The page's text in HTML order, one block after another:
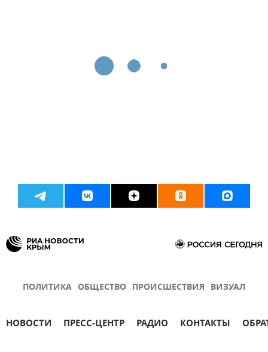
ПОЛИТИКА ОБЩЕСТВО ПРОИСШЕСТВИЯ ВИЗУАЛ
НОВОСТИ ПРЕСС-ЦЕНТР РАДИО КОНТАКТЫ